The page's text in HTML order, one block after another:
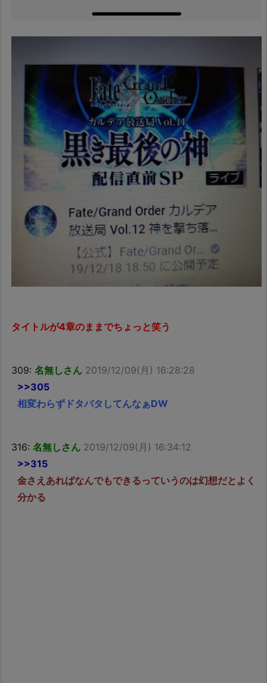
タイトルが4章のままでちょっと笑う
309: 名無しさん 2019/12/09(月) 16:28:28
>>305
相変わらずドタバタしてんなぁDW
316: 名無しさん 2019/12/09(月) 16:34:12
>>315
金さえあればなんでもできるっていうのは幻想だとよく
分かる